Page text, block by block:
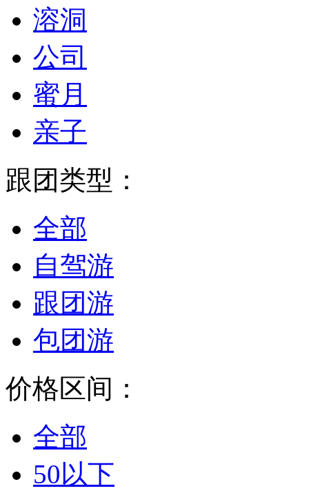
溶洞
公司
蜜月
亲子
跟团类型：
全部
自驾游
跟团游
包团游
价格区间：
全部
50以下